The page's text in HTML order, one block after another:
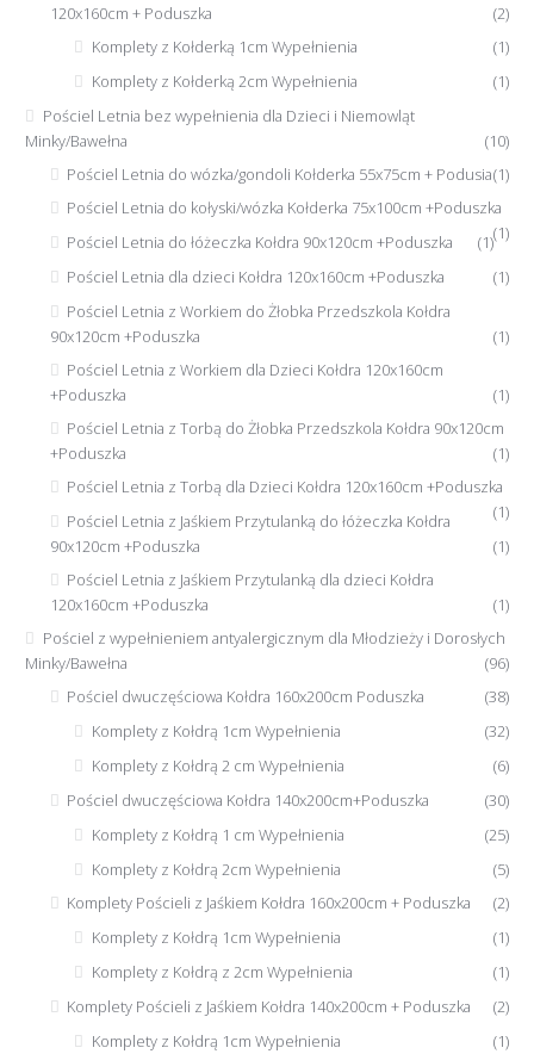
120x160cm + Poduszka
(2)
Komplety z Kołderką 1cm Wypełnienia
(1)
Komplety z Kołderką 2cm Wypełnienia
(1)
Pościel Letnia bez wypełnienia dla Dzieci i Niemowląt
Minky/Bawełna
(10)
Pościel Letnia do wózka/gondoli Kołderka 55x75cm + Podusia(1)
Pościel Letnia do kołyski/wózka Kołderka 75x100cm +Poduszka
(1)
Pościel Letnia do łóżeczka Kołdra 90x120cm +Poduszka
(1)
Pościel Letnia dla dzieci Kołdra 120x160cm +Poduszka
(1)
Pościel Letnia z Workiem do Żłobka Przedszkola Kołdra
90x120cm +Poduszka
(1)
Pościel Letnia z Workiem dla Dzieci Kołdra 120x160cm
+Poduszka
(1)
Pościel Letnia z Torbą do Żłobka Przedszkola Kołdra 90x120cm
+Poduszka
(1)
Pościel Letnia z Torbą dla Dzieci Kołdra 120x160cm +Poduszka
(1)
Pościel Letnia z Jaśkiem Przytulanką do łóżeczka Kołdra
90x120cm +Poduszka
(1)
Pościel Letnia z Jaśkiem Przytulanką dla dzieci Kołdra
120x160cm +Poduszka
(1)
Pościel z wypełnieniem antyalergicznym dla Młodzieży i Dorosłych
Minky/Bawełna
(96)
Pościel dwuczęściowa Kołdra 160x200cm Poduszka
(38)
Komplety z Kołdrą 1cm Wypełnienia
(32)
Komplety z Kołdrą 2 cm Wypełnienia
(6)
Pościel dwuczęściowa Kołdra 140x200cm+Poduszka
(30)
Komplety z Kołdrą 1 cm Wypełnienia
(25)
Komplety z Kołdrą 2cm Wypełnienia
(5)
Komplety Pościeli z Jaśkiem Kołdra 160x200cm + Poduszka
(2)
Komplety z Kołdrą 1cm Wypełnienia
(1)
Komplety z Kołdrą z 2cm Wypełnienia
(1)
Komplety Pościeli z Jaśkiem Kołdra 140x200cm + Poduszka
(2)
Komplety z Kołdrą 1cm Wypełnienia
(1)